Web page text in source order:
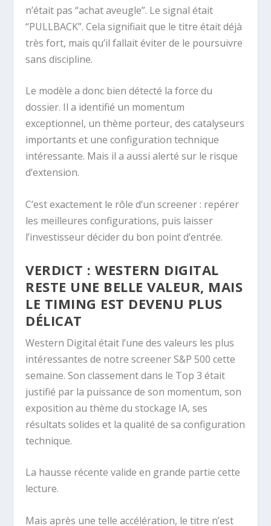
n’était pas “achat aveugle”. Le signal était
“PULLBACK”. Cela signifiait que le titre était déjà
très fort, mais qu’il fallait éviter de le poursuivre
sans discipline.
Le modèle a donc bien détecté la force du
dossier. Il a identifié un momentum
exceptionnel, un thème porteur, des catalyseurs
importants et une configuration technique
intéressante. Mais il a aussi alerté sur le risque
d’extension.
C’est exactement le rôle d’un screener : repérer
les meilleures configurations, puis laisser
l’investisseur décider du bon point d’entrée.
VERDICT : WESTERN DIGITAL
RESTE UNE BELLE VALEUR, MAIS
LE TIMING EST DEVENU PLUS
DÉLICAT
Western Digital était l’une des valeurs les plus
intéressantes de notre screener S&P 500 cette
semaine. Son classement dans le Top 3 était
justifié par la puissance de son momentum, son
exposition au thème du stockage IA, ses
résultats solides et la qualité de sa configuration
technique.
La hausse récente valide en grande partie cette
lecture.
Mais après une telle accélération, le titre n’est